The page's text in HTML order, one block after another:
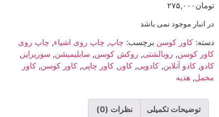
تومان ۲۷۵,۰۰۰
در انبار موجود نمی باشد
دسته: کاور کوسن برچسب: چاپ, چاپ روی اشیاء, چاپ روی
کاور کوسن, روبالشتی, روکش کوسن, سابلیمیشن, سورپرایز ,
کادو, کادو آنلاین, کادویی, کاور , کاور چاپی, کاور کوسن, کاور
مخمل, هدیه
توضیحات تکمیلی نظرات (0)